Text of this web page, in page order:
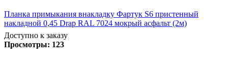
Планка примыкания внакладку Фартук S6 пристенный
накладной 0,45 Drap RAL 7024 мокрый асфальт (2м)
Доступно к заказу
Просмотры: 123